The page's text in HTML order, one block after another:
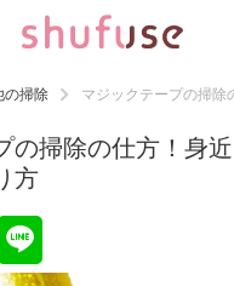
リ
の掃除 マジックテープの掃除
の掃除の仕方！身
方